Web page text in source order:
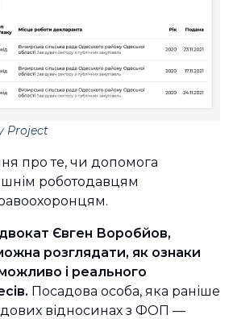
Project
про те, чи допомога
роботодавцям
Євген Воробйов,
розглядати, як ознаки
і реального
Посадова особа, яка раніше
відносинах з ФОП —